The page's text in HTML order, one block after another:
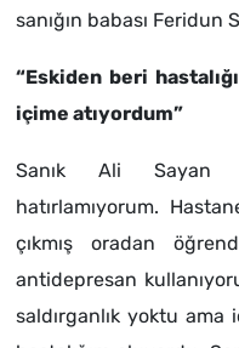
sanığın babası Feridun
“Eskiden beri
içime atıyordum”
Sanık Ali Sayan
hatırlamıyorum.
çıkmış oradan
antidepresan
saldırganlık yoktu ama